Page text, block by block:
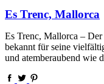
Es Trenc, Mallorca
Es Trenc, Mallorca –
bekannt für seine
und atemberaubend wie